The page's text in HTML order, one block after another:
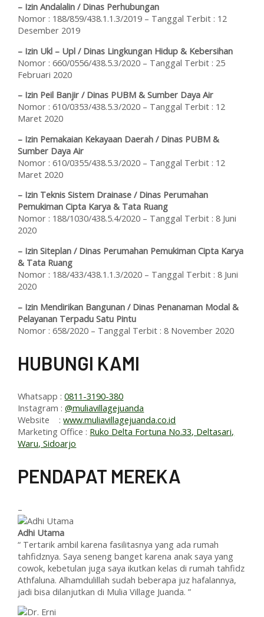
– Izin Andalalin / Dinas Perhubungan
Nomor : 188/859/438.1.1.3/2019 – Tanggal Terbit : 12
Desember 2019
– Izin Ukl – Upl / Dinas Lingkungan Hidup & Kebersihan
Nomor : 660/0556/438.5.3/2020 – Tanggal Terbit : 25
Februari 2020
– Izin Peil Banjir / Dinas PUBM & Sumber Daya Air
Nomor : 610/0353/438.5.3/2020 – Tanggal Terbit : 12
Maret 2020
– Izin Pemakaian Kekayaan Daerah / Dinas PUBM &
Sumber Daya Air
Nomor : 610/0355/438.5.3/2020 – Tanggal Terbit : 12
Maret 2020
– Izin Teknis Sistem Drainase / Dinas Perumahan
Pemukiman Cipta Karya & Tata Ruang
Nomor : 188/1030/438.5.4/2020 – Tanggal Terbit : 8 Juni
2020
– Izin Siteplan / Dinas Perumahan Pemukiman Cipta Karya
& Tata Ruang
Nomor : 188/433/438.1.1.3/2020 – Tanggal Terbit : 8 Juni
2020
– Izin Mendirikan Bangunan / Dinas Penanaman Modal &
Pelayanan Terpadu Satu Pintu
Nomor : 658/2020 – Tanggal Terbit : 8 November 2020
HUBUNGI KAMI
Whatsapp :0811-3190-380
Instagram :@muliavillagejuanda
Website :www.muliavillagejuanda.co.id
Marketing Office : Ruko Delta Fortuna No.33, Deltasari,
Waru, Sidoarjo
PENDAPAT MEREKA
–
Adhi Utama
“ Tertarik ambil karena fasilitasnya yang ada rumah
tahfidznya. Saya seneng banget karena anak saya yang
cowok, kebetulan juga saya ikutkan kelas di rumah tahfidz
Athfaluna. Alhamdulillah sudah beberapa juz hafalannya,
jadi bisa dilanjutkan di Mulia Village Juanda. ”